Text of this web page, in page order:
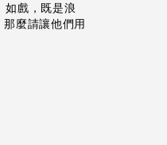
如戲，既是浪
麼請讓他們用